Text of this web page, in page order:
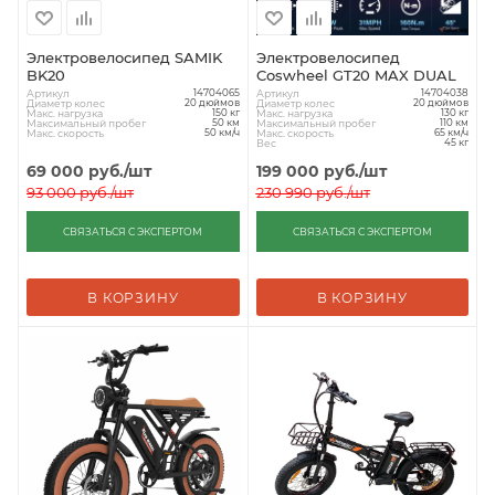
Электровелосипед SAMIK
BK20
Артикул 14704065
Диаметр колес 20 дюймов
Макс. нагрузка 150 кг
Максимальный пробег 50 км
Макс. скорость 50 км/ч
69 000 руб./шт
93 000руб./шт
СВЯЗАТЬСЯ С ЭКСПЕРТОМ
В КОРЗИНУ
Электровелосипед
Coswheel GT20 MAX DUAL
Артикул 14704038
Диаметр колес 20 дюймов
Макс. нагрузка 130 кг
Максимальный пробег 110 км
Макс. скорость 65 км/ч
Вес 45 кг
199 000 руб./шт
230 990руб./шт
СВЯЗАТЬСЯ С ЭКСПЕРТОМ
В КОРЗИНУ